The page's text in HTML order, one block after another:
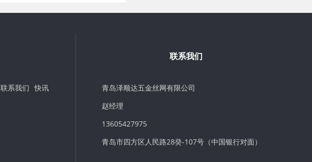
联系我们 快讯
联系我们
青岛泽顺达五金丝网有限公司
赵经理
13605427975
青岛市四方区人民路28癸-107号（中国银行对面）